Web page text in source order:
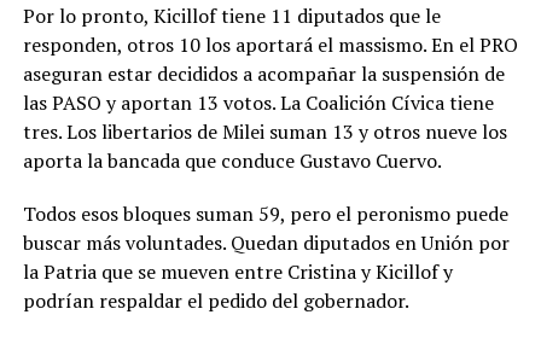
Por lo pronto, Kicillof tiene 11 diputados que le
responden, otros 10 los aportará el massismo. En el PRO
aseguran estar decididos a acompañar la suspensión de
las PASO y aportan 13 votos. La Coalición Cívica tiene
tres. Los libertarios de Milei suman 13 y otros nueve los
aporta la bancada que conduce Gustavo Cuervo.
Todos esos bloques suman 59, pero el peronismo puede
buscar más voluntades. Quedan diputados en Unión por
la Patria que se mueven entre Cristina y Kicillof y
podrían respaldar el pedido del gobernador.